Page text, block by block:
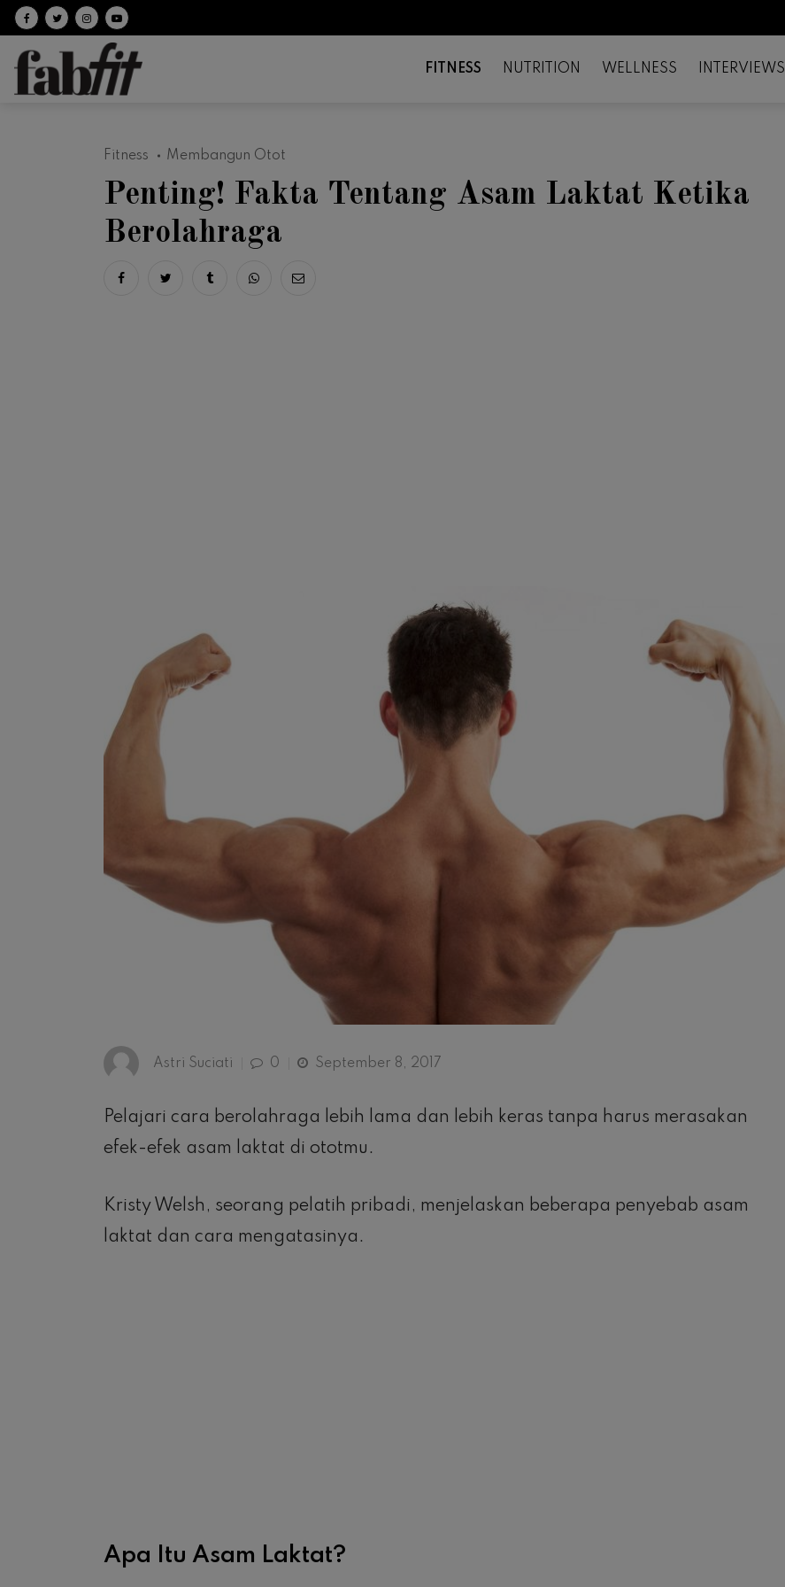
Follow on facebook
Follow on Twitter
Follow on Instagram
Follow on Youtube
FITNESS NUTRITION WELLNESS INTERVIEWS
Fitness Membangun Otot
Penting! Fakta Tentang Asam Laktat Ketika
Berolahraga
Share on facebook
Share on twitter
Share on tumblr
Share via whatsapp
Share via email
Astri Suciati 0 September 8, 2017
Pelajari cara berolahraga lebih lama dan lebih keras tanpa harus merasakan
efek-efek asam laktat di ototmu.
Kristy Welsh, seorang pelatih pribadi, menjelaskan beberapa penyebab asam
laktat dan cara mengatasinya.
Apa Itu Asam Laktat?